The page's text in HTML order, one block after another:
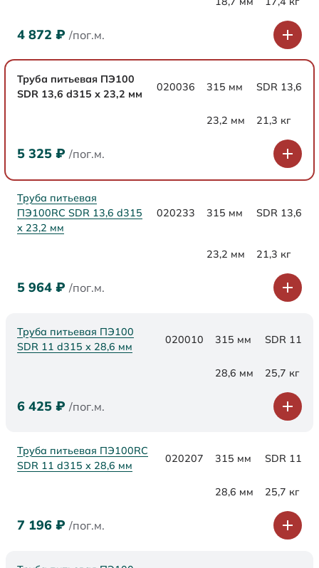
4 872 ₽ /пог.м.
Труба питьевая ПЭ100
SDR 13,6 d315 х 23,2 мм
020036 315 мм SDR 13,6
23,2 мм 21,3 кг
5 325 ₽ /пог.м.
Труба питьевая
ПЭ100RC SDR 13,6 d315
х 23,2 мм
020233 315 мм SDR 13,6
23,2 мм 21,3 кг
5 964 ₽ /пог.м.
Труба питьевая ПЭ100
SDR 11 d315 х 28,6 мм
020010 315 мм SDR 11
28,6 мм 25,7 кг
6 425 ₽ /пог.м.
Труба питьевая ПЭ100RC
SDR 11 d315 х 28,6 мм
020207 315 мм SDR 11
28,6 мм 25,7 кг
7 196 ₽ /пог.м.